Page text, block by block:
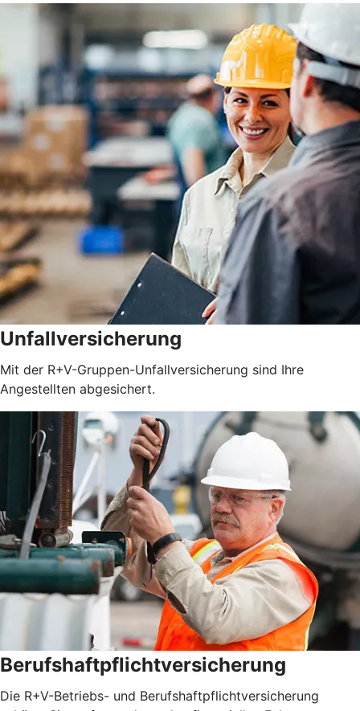
Unfallversicherung
Mit der R+V-Gruppen-Unfallversicherung sind Ihre
Angestellten abgesichert.
Berufshaftpflichtversicherung
Die R+V-Betriebs- und Berufshaftpflichtversicherung